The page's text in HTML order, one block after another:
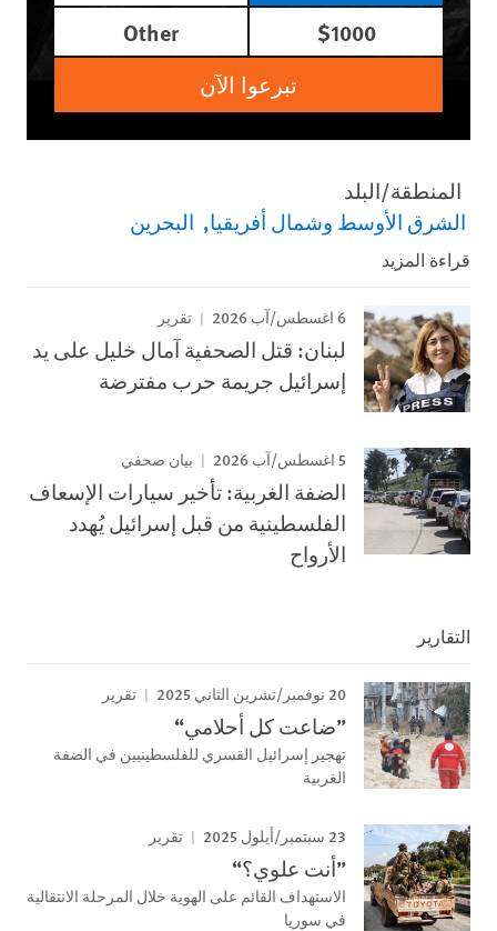
$1000
Other
تبرعوا الآن
المنطقة/البلد
الشرق الأوسط وشمال أفريقيا البحرين
قراءة المزيد
6 اغسطس/آب 2026 تقرير
لبنان: قتل الصحفية آمال خليل على يد
إسرائيل جريمة حرب مفترضة
5 اغسطس/آب 2026 بيان صحفي
الضفة الغربية: تأخير سيارات الإسعاف
الفلسطينية من قبل إسرائيل يُهدد
الأرواح
التقارير
20 نوفمبر/تشرين الثاني 2025 تقرير
”ضاعت كل أحلامي“
تهجير إسرائيل القسري للفلسطينيين في الضفة
الغربية
23 سبتمبر/أيلول 2025 تقرير
”أنت علوي؟“
الاستهداف القائم على الهوية خلال المرحلة الانتقالية
في سوريا